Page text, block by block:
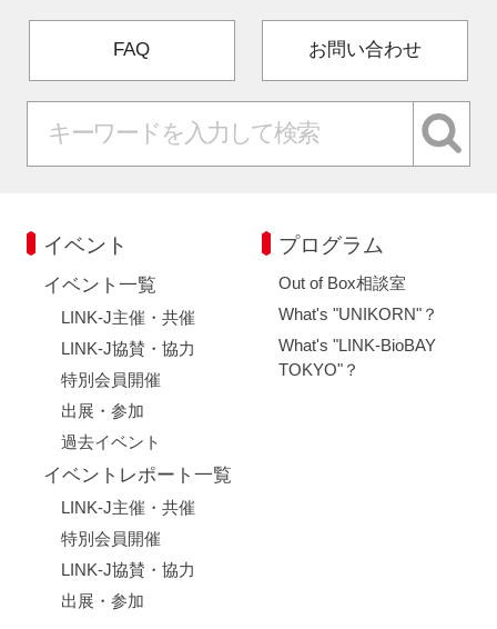
FAQ お問い合わせ
イベント
イベント一覧
LINK-J主催・共催
LINK-J協賛・協力
特別会員開催
出展・参加
過去イベント
イベントレポート一覧
LINK-J主催・共催
特別会員開催
LINK-J協賛・協力
出展・参加
プログラム
Out of Box相談室
What's "UNIKORN"？
What's "LINK-BioBAY
TOKYO"？